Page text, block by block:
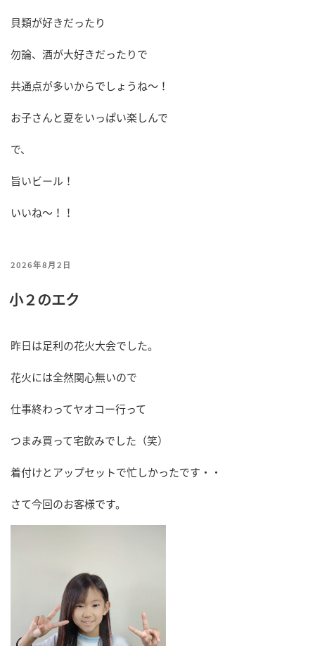
貝類が好きだったり
勿論、酒が大好きだったりで
共通点が多いからでしょうね～！
お子さんと夏をいっぱい楽しんで
で、
旨いビール！
いいね～！！
投
日:
2026年8月2日
小２のエク
昨日は足利の花火大会でした。
花火には全然関心無いので
仕事終わってヤオコー行って
つまみ買って宅飲みでした（笑）
着付けとアップセットで忙しかったです・・
さて今回のお客様です。